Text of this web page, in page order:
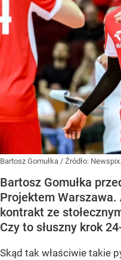
Bartosz Gomułka / Źródło:
Bartosz Gomułka
Projektem Warszawa.
kontrakt ze
Czy to słuszny krok
Skąd tak właściwie takie